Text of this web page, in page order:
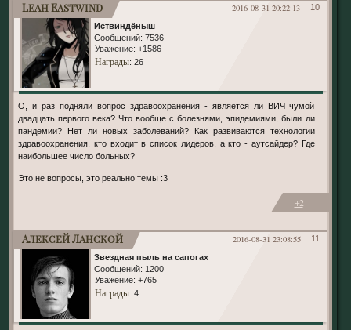
10
2016-08-31 20:22:13
Leah Eastwind
Иствиндёныш
Сообщений: 7536
Уважение: +1586
Награды: 26
О, и раз подняли вопрос здравоохранения - является ли ВИЧ чумой
двадцать первого века? Что вообще с болезнями, эпидемиями, были ли
пандемии? Нет ли новых заболеваний? Как развиваются технологии
здравоохранения, кто входит в список лидеров, а кто - аутсайдер? Где
наибольшее число больных?
Это не вопросы, это реально темы :3
+2
11
2016-08-31 23:08:55
Алексей Ланской
Звездная пыль на сапогах
Сообщений: 1200
Уважение: +765
Награды: 4